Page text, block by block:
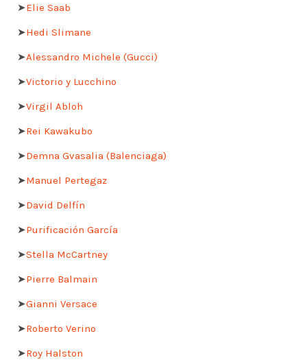
➤Elie Saab
➤Hedi Slimane
➤Alessandro Michele (Gucci)
➤Victorio y Lucchino
➤Virgil Abloh
➤Rei Kawakubo
➤Demna Gvasalia (Balenciaga)
➤Manuel Pertegaz
➤David Delfín
➤Purificación García
➤Stella McCartney
➤Pierre Balmain
➤Gianni Versace
➤Roberto Verino
➤Roy Halston